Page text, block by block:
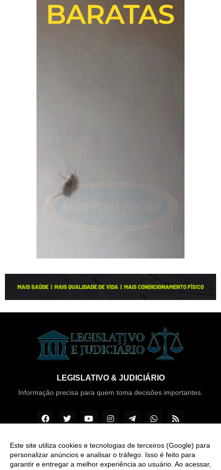
LEGISLATIVO & JUDICIÁRIO
Informação precisa para quem toma decisões importantes.
Copyright © 2026Legislativo & Judiciário
Este site utiliza cookies e tecnologias de terceiros (Google) para
personalizar anúncios e analisar o tráfego. Isso é feito para
garantir e entregar a melhor experiência ao usuário. Ao acessar,